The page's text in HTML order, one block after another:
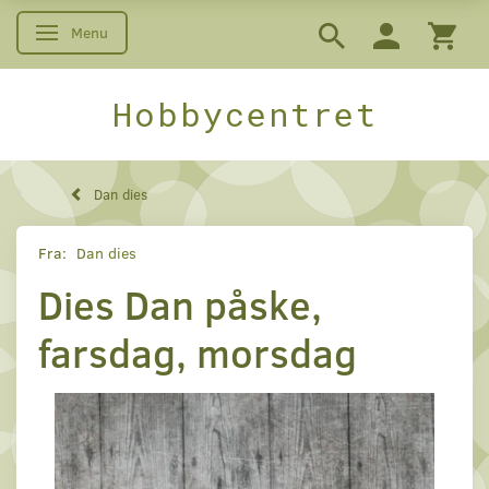
Skifte navigation
Menu
Hobbycentret
Dan dies
Fra: Dan dies
Dies Dan påske,
farsdag, morsdag